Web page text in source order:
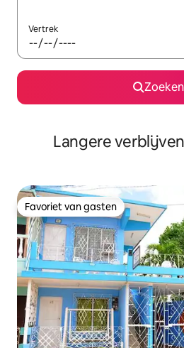
Vertrek
Zoeken
Langere
Favoriet van gasten
Favoriet van gasten